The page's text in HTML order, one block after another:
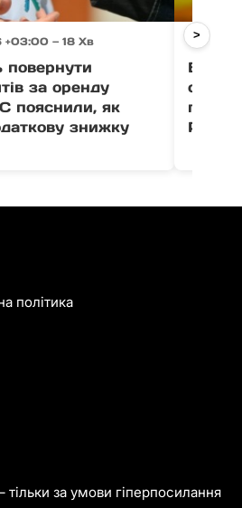
— 18 Хв
за оренду
пояснили, як
знижку
06
>
тільки за умови гіперпосилання
політика